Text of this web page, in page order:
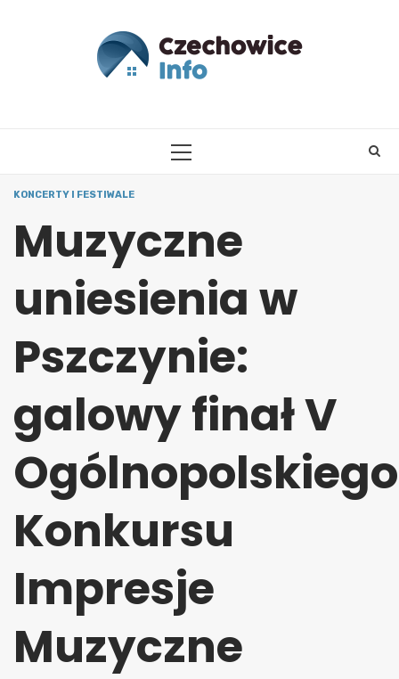
PRIMARY
KONCERTY I FESTIWALE
Muzyczne
uniesienia w
Pszczynie:
galowy finał V
Ogólnopolskiego
Konkursu
Impresje
Muzyczne